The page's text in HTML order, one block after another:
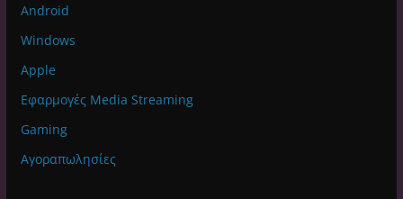
Android
Windows
Apple
Εφαρμογές Media Streaming
Gaming
Αγοραπωλησίες